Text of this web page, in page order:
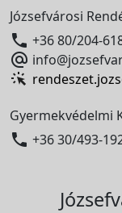
Józsefvárosi
 +36 80/204-

Gyermekvédelmi
 +36 30/493-